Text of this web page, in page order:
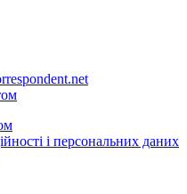
і персональних даних